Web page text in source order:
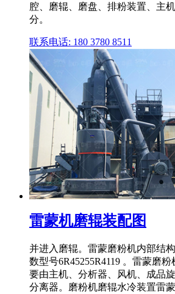
腔、磨辊、磨盘、排粉装置、主
分。
联系电话: 180 3780 8511
雷蒙机磨辊装配图
并进入磨辊。雷蒙磨粉机内部结
数型号6R45255R4119 。雷蒙磨
要由主机、分析器、风机、成品
分离器。磨粉机磨辊水冷装置雷